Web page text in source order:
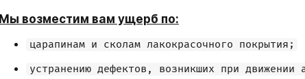
Мы возместим вам ущерб по:
царапинам и сколам лакокрасочного покрытия;
устранению дефектов, возникших при движении